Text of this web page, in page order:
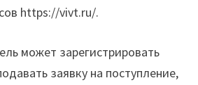
https://vivt.ru/.
может зарегистрировать
заявку на поступление,